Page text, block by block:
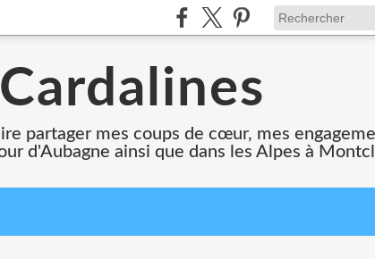
Cardalines
partager mes coups de cœur, mes
d'Aubagne ainsi que dans les Alpes à